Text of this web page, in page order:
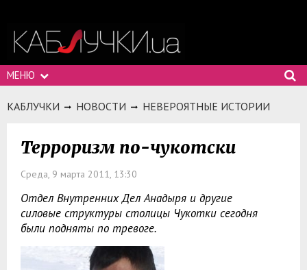
МЕНЮ
КАБЛУЧКИ НОВОСТИ НЕВЕРОЯТНЫЕ ИСТОРИИ
Терроризм по-чукотски
Среда, 9 марта 2011, 13:30
Отдел Внутренних Дел Анадыря и другие
силовые структуры столицы Чукотки сегодня
были подняты по тревоге.